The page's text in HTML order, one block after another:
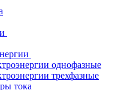
однофазные
трехфазные
тока